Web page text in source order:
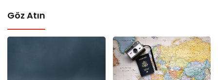
Göz Atın